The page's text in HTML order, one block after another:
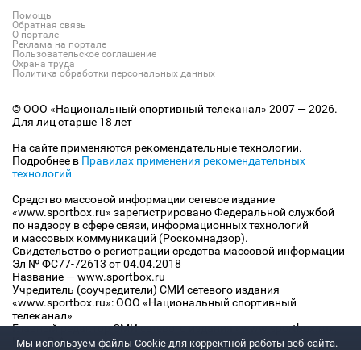
Помощь
Обратная связь
О портале
Реклама на портале
Пользовательское соглашение
Охрана труда
Политика обработки персональных данных
© ООО «Национальный спортивный телеканал» 2007 — 2026.
Для лиц старше 18 лет
На сайте применяются рекомендательные технологии.
Подробнее в Правилах применения рекомендательных
технологий
Средство массовой информации сетевое издание
«www.sportbox.ru» зарегистрировано Федеральной службой
по надзору в сфере связи, информационных технологий
и массовых коммуникаций (Роскомнадзор).
Свидетельство о регистрации средства массовой информации
Эл № ФС77-72613 от 04.04.2018
Название — www.sportbox.ru
Учредитель (соучредители) СМИ сетевого издания
«www.sportbox.ru»: ООО «Национальный спортивный
телеканал»
Главный редактор СМИ сетевого издания «www.sportbox.ru»:
Конов В.А.
Мы используем файлы Сookie для корректной работы веб-сайта.